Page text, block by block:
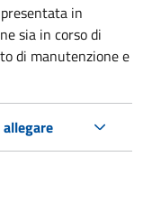
in
sia in corso di
di manutenzione e